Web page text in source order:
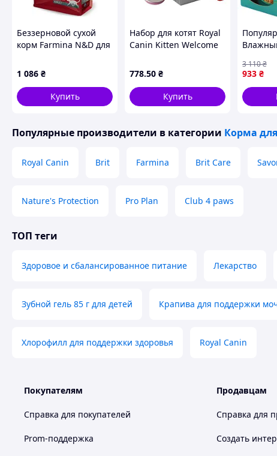
Беззерновой сухой
корм Farmina N&D для
(курица/гранат), 1.5 кг
1 086 ₴
Купить
Набор для котят Royal
Canin Kitten Welcome
корм 0.085 кг х 3 шт
778.50 ₴
Купить
курицей
котят 85 г
Лучшее
933 ₴
3 110₴
Популярные производители в категории Корма
Royal Canin Brit Farmina Brit Care
Nature's Protection Pro Plan Club 4 paws
ТОП теги
Здоровое и сбалансированное питание Лекарство
Зубной гель 85 г для детей Крапива для поддержки
Хлорофилл для поддержки здоровья Royal Canin
Покупателям
Справка для покупателей
Prom-поддержка
Продавцам
Справка для
Создать